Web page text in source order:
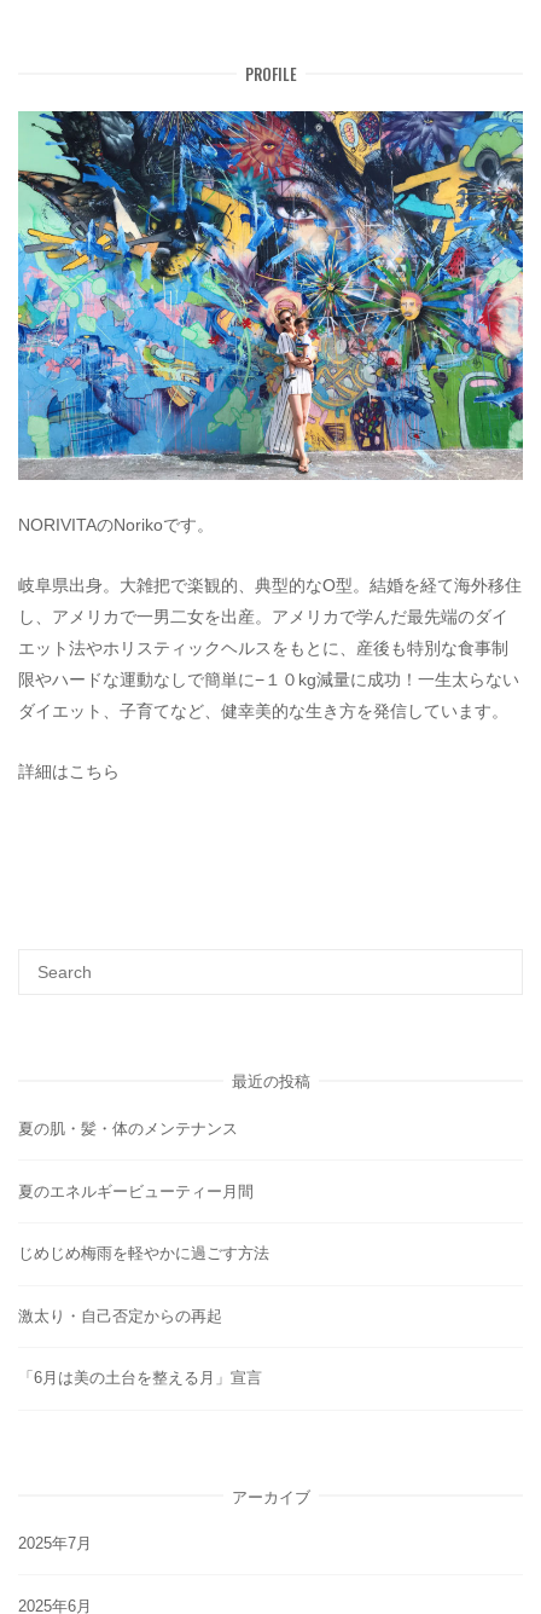
PROFILE
NORIVITAのNorikoです。
岐阜県出身。大雑把で楽観的、典型的なO型。結婚を経て海外移住
し、アメリカで一男二女を出産。アメリカで学んだ最先端のダイ
エット法やホリスティックヘルスをもとに、産後も特別な食事制
限やハードな運動なしで簡単に−１０kg減量に成功！一生太らない
ダイエット、子育てなど、健幸美的な生き方を発信しています。
詳細はこちら
最近の投稿
夏の肌・髪・体のメンテナンス
夏のエネルギービューティー月間
じめじめ梅雨を軽やかに過ごす方法
激太り・自己否定からの再起
「6月は美の土台を整える月」宣言
アーカイブ
2025年7月
2025年6月